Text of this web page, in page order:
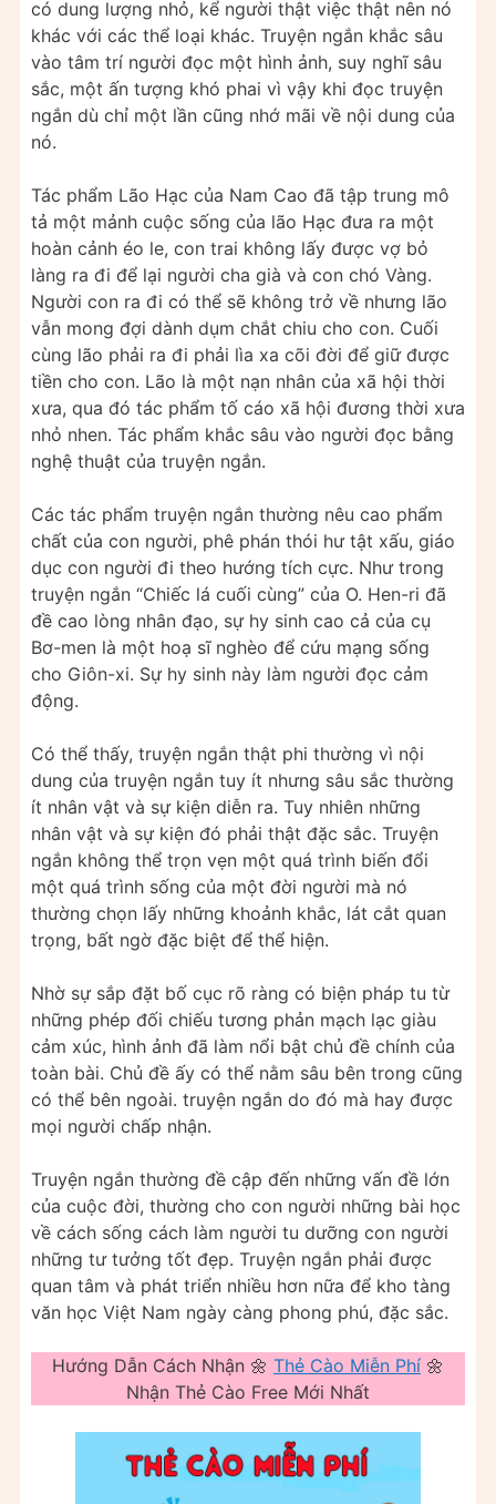
có dung lượng nhỏ, kể người thật việc thật nên nó
khác với các thể loại khác. Truyện ngắn khắc sâu
vào tâm trí người đọc một hình ảnh, suy nghĩ sâu
sắc, một ấn tượng khó phai vì vậy khi đọc truyện
ngắn dù chỉ một lần cũng nhớ mãi về nội dung của
nó.
Tác phẩm Lão Hạc của Nam Cao đã tập trung mô
tả một mảnh cuộc sống của lão Hạc đưa ra một
hoàn cảnh éo le, con trai không lấy được vợ bỏ
làng ra đi để lại người cha già và con chó Vàng.
Người con ra đi có thể sẽ không trở về nhưng lão
vẫn mong đợi dành dụm chắt chiu cho con. Cuối
cùng lão phải ra đi phải lìa xa cõi đời để giữ được
tiền cho con. Lão là một nạn nhân của xã hội thời
xưa, qua đó tác phẩm tố cáo xã hội đương thời xưa
nhỏ nhen. Tác phẩm khắc sâu vào người đọc bằng
nghệ thuật của truyện ngắn.
Các tác phẩm truyện ngắn thường nêu cao phẩm
chất của con người, phê phán thói hư tật xấu, giáo
dục con người đi theo hướng tích cực. Như trong
truyện ngắn “Chiếc lá cuối cùng” của O. Hen-ri đã
đề cao lòng nhân đạo, sự hy sinh cao cả của cụ
Bơ-men là một hoạ sĩ nghèo để cứu mạng sống
cho Giôn-xi. Sự hy sinh này làm người đọc cảm
động.
Có thể thấy, truyện ngắn thật phi thường vì nội
dung của truyện ngắn tuy ít nhưng sâu sắc thường
ít nhân vật và sự kiện diễn ra. Tuy nhiên những
nhân vật và sự kiện đó phải thật đặc sắc. Truyện
ngắn không thể trọn vẹn một quá trình biến đổi
một quá trình sống của một đời người mà nó
thường chọn lấy những khoảnh khắc, lát cắt quan
trọng, bất ngờ đặc biệt để thể hiện.
Nhờ sự sắp đặt bố cục rõ ràng có biện pháp tu từ
những phép đối chiếu tương phản mạch lạc giàu
cảm xúc, hình ảnh đã làm nổi bật chủ đề chính của
toàn bài. Chủ đề ấy có thể nằm sâu bên trong cũng
có thể bên ngoài. truyện ngắn do đó mà hay được
mọi người chấp nhận.
Truyện ngắn thường đề cập đến những vấn đề lớn
của cuộc đời, thường cho con người những bài học
về cách sống cách làm người tu dưỡng con người
những tư tưởng tốt đẹp. Truyện ngắn phải được
quan tâm và phát triển nhiều hơn nữa để kho tàng
văn học Việt Nam ngày càng phong phú, đặc sắc.
Hướng Dẫn Cách Nhận 🌼 Thẻ Cào Miễn Phí 🌼
Nhận Thẻ Cào Free Mới Nhất